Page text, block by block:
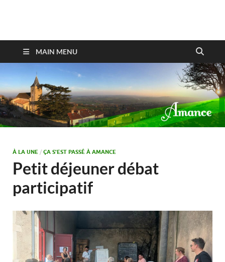
Amance
MAIN MENU
À LA UNE / ÇA S'EST PASSÉ À AMANCE
Petit déjeuner débat
participatif